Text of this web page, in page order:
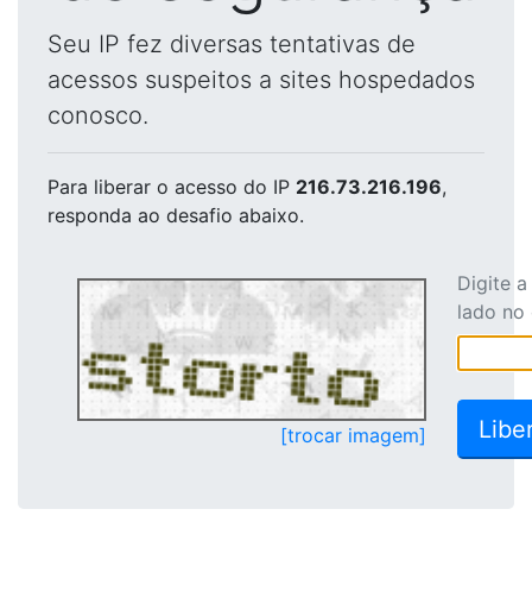
Seu IP fez diversas tentativas de
acessos suspeitos a sites hospedados
conosco.
Para liberar o acesso do IP 216.73.216.196,
responda ao desafio abaixo.
[trocar imagem]
Digite
lado no